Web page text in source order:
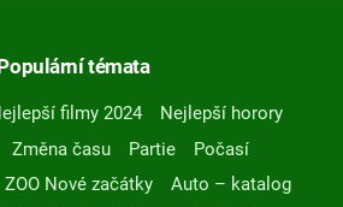
témata
filmy 2024
Nejlepší horory
Změna času Partie
Počasí
ZOO Nové začátky
Auto – katalog